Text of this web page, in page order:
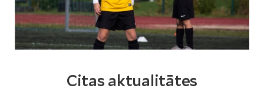
Citas aktualitātes